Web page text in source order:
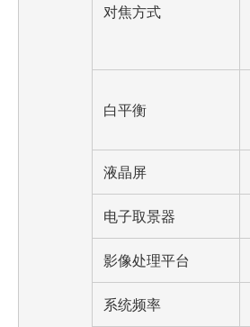
对焦方式
白平衡
液晶屏
电子取景器
影像处理平台
系统频率